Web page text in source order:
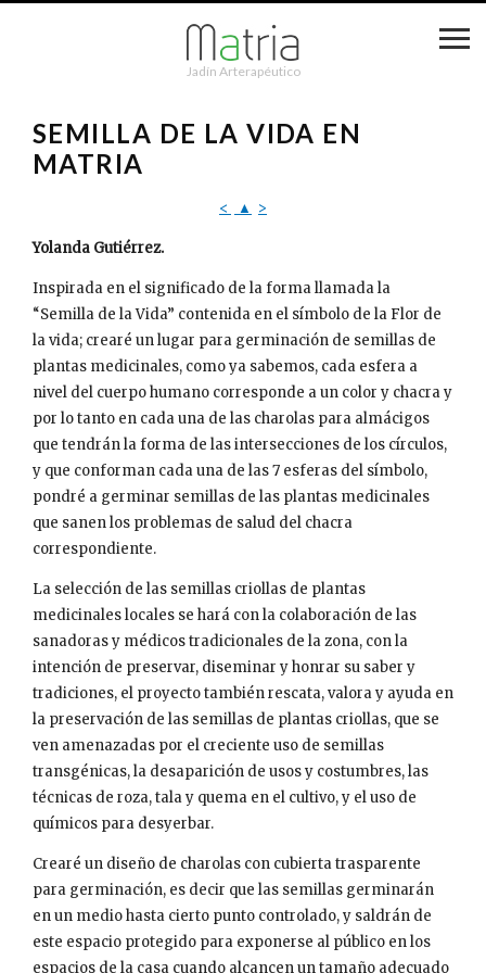
Jadín Arterapéutico
SEMILLA DE LA VIDA EN
MATRIA
< ▲ >
Yolanda Gutiérrez.
Inspirada en el significado de la forma llamada la
“Semilla de la Vida” contenida en el símbolo de la Flor de
la vida; crearé un lugar para germinación de semillas de
plantas medicinales, como ya sabemos, cada esfera a
nivel del cuerpo humano corresponde a un color y chacra y
por lo tanto en cada una de las charolas para almácigos
que tendrán la forma de las intersecciones de los círculos,
y que conforman cada una de las 7 esferas del símbolo,
pondré a germinar semillas de las plantas medicinales
que sanen los problemas de salud del chacra
correspondiente.
La selección de las semillas criollas de plantas
medicinales locales se hará con la colaboración de las
sanadoras y médicos tradicionales de la zona, con la
intención de preservar, diseminar y honrar su saber y
tradiciones, el proyecto también rescata, valora y ayuda en
la preservación de las semillas de plantas criollas, que se
ven amenazadas por el creciente uso de semillas
transgénicas, la desaparición de usos y costumbres, las
técnicas de roza, tala y quema en el cultivo, y el uso de
químicos para desyerbar.
Crearé un diseño de charolas con cubierta trasparente
para germinación, es decir que las semillas germinarán
en un medio hasta cierto punto controlado, y saldrán de
este espacio protegido para exponerse al público en los
espacios de la casa cuando alcancen un tamaño adecuado